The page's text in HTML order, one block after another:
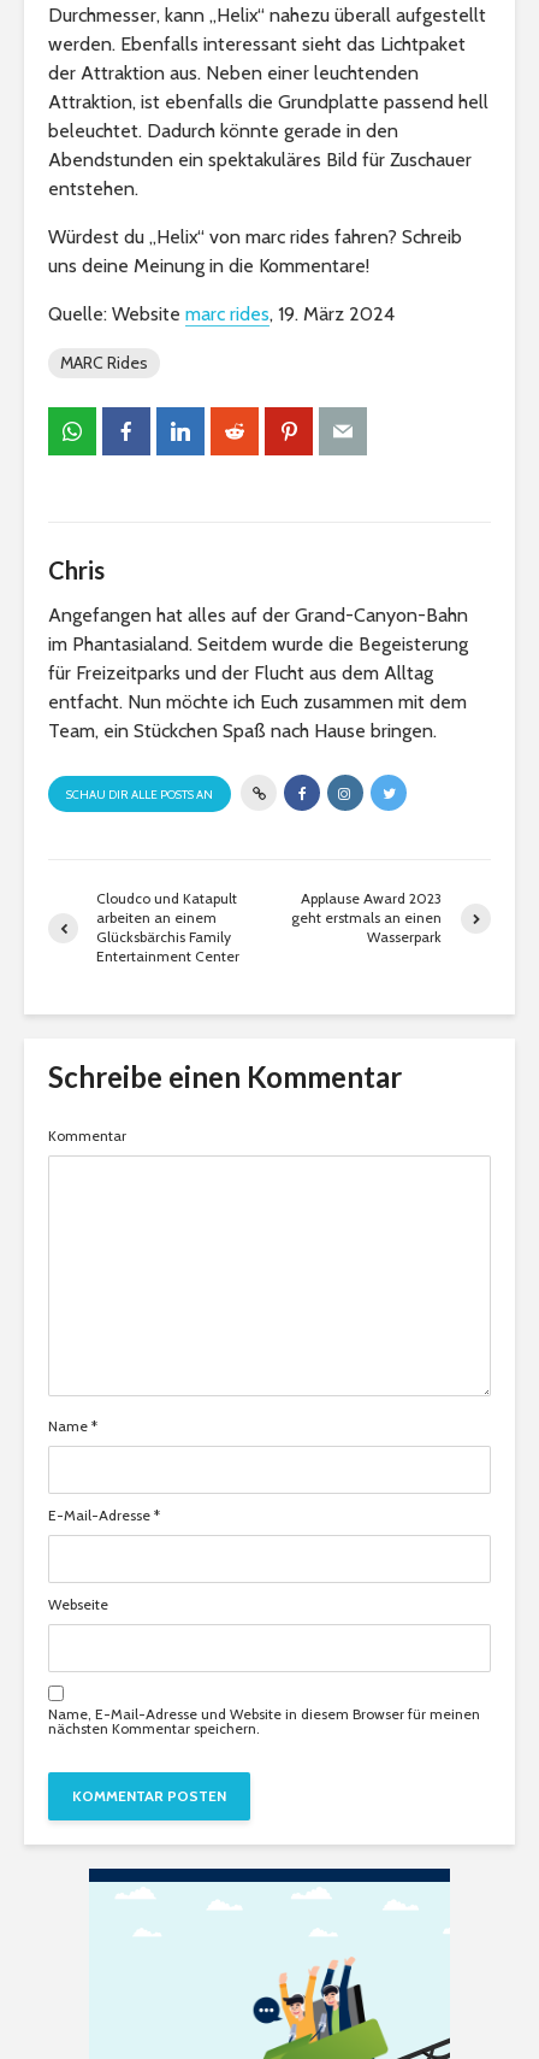
Durchmesser, kann „Helix“ nahezu überall aufgestellt
werden. Ebenfalls interessant sieht das Lichtpaket
der Attraktion aus. Neben einer leuchtenden
Attraktion, ist ebenfalls die Grundplatte passend hell
beleuchtet. Dadurch könnte gerade in den
Abendstunden ein spektakuläres Bild für Zuschauer
entstehen.
Würdest du „Helix“ von marc rides fahren? Schreib
uns deine Meinung in die Kommentare!
Quelle: Website marc rides, 19. März 2024
MARC Rides
Chris
Angefangen hat alles auf der Grand-Canyon-Bahn
im Phantasialand. Seitdem wurde die Begeisterung
für Freizeitparks und der Flucht aus dem Alltag
entfacht. Nun möchte ich Euch zusammen mit dem
Team, ein Stückchen Spaß nach Hause bringen.
SCHAU DIR ALLE POSTS AN
Cloudco und Katapult
arbeiten an einem
Glücksbärchis Family
Entertainment Center
Applause Award 2023
geht erstmals an einen
Wasserpark
Schreibe einen Kommentar
Kommentar
Name *
E-Mail-Adresse *
Webseite
Name, E-Mail-Adresse und Website in diesem Browser für meinen
nächsten Kommentar speichern.